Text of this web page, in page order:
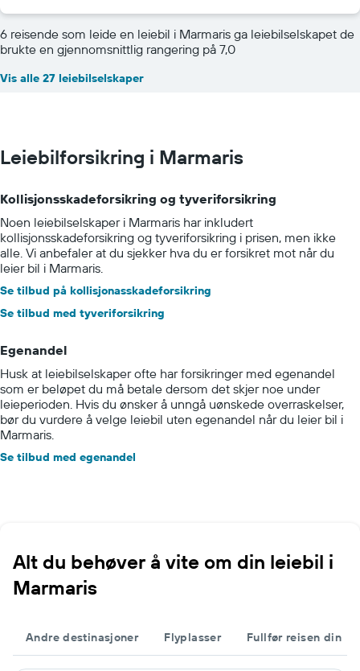
6 reisende som leide en leiebil i Marmaris ga leiebilselskapet de
brukte en gjennomsnittlig rangering på 7,0
Vis alle 27 leiebilselskaper
Leiebilforsikring i Marmaris
Kollisjonsskadeforsikring og tyveriforsikring
Noen leiebilselskaper i Marmaris har inkludert
kollisjonsskadeforsikring og tyveriforsikring i prisen, men ikke
alle. Vi anbefaler at du sjekker hva du er forsikret mot når du
leier bil i Marmaris.
Se tilbud på kollisjonasskadeforsikring
Se tilbud med tyveriforsikring
Egenandel
Husk at leiebilselskaper ofte har forsikringer med egenandel
som er beløpet du må betale dersom det skjer noe under
leieperioden. Hvis du ønsker å unngå uønskede overraskelser,
bør du vurdere å velge leiebil uten egenandel når du leier bil i
Marmaris.
Se tilbud med egenandel
Alt du behøver å vite om din leiebil i
Marmaris
Andre destinasjoner Flyplasser Fullfør reisen din